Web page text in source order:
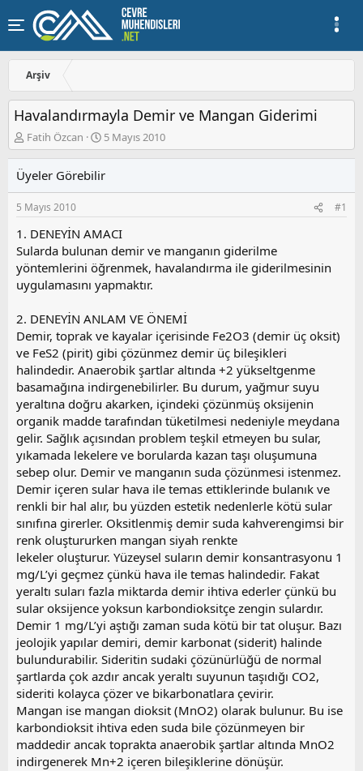
Arşiv
Havalandırmayla Demir ve Mangan Giderimi
K
o
u
y
u
a
ş
l
a
t
n
Fatih Özcan
B
a
l
a
ı
ç
t
a
h
i
5 Mayıs 2010
Üyeler Görebilir
5 Mayıs 2010 #1
1. DENEYİN AMACI
Sularda bulunan demir ve manganın giderilme
yöntemlerini öğrenmek, havalandırma ile giderilmesinin
uygulamasını yapmaktır.
2. DENEYİN ANLAM VE ÖNEMİ
Demir, toprak ve kayalar içerisinde Fe2O3 (demir üç oksit)
ve FeS2 (pirit) gibi çözünmez demir üç bileşikleri
halindedir. Anaerobik şartlar altında +2 yükseltgenme
basamağına indirgenebilirler. Bu durum, yağmur suyu
yeraltına doğru akarken, içindeki çözünmüş oksijenin
organik madde tarafından tüketilmesi nedeniyle meydana
gelir. Sağlık açısından problem teşkil etmeyen bu sular,
yıkamada lekelere ve borularda kazan taşı oluşumuna
sebep olur. Demir ve manganın suda çözünmesi istenmez.
Demir içeren sular hava ile temas ettiklerinde bulanık ve
renkli bir hal alır, bu yüzden estetik nedenlerle kötü sular
sınıfına girerler. Oksitlenmiş demir suda kahverengimsi bir
renk oluştururken mangan siyah renkte
lekeler oluşturur. Yüzeysel suların demir konsantrasyonu 1
mg/L’yi geçmez çünkü hava ile temas halindedir. Fakat
yeraltı suları fazla miktarda demir ihtiva ederler çünkü bu
sular oksijence yoksun karbondioksitçe zengin sulardır.
Demir 1 mg/L’yi aştığı zaman suda kötü bir tat oluşur. Bazı
jeolojik yapılar demiri, demir karbonat (siderit) halinde
bulundurabilir. Sideritin sudaki çözünürlüğü de normal
şartlarda çok azdır ancak yeraltı suyunun taşıdığı CO2,
sideriti kolayca çözer ve bikarbonatlara çevirir.
Mangan ise mangan dioksit (MnO2) olarak bulunur. Bu ise
karbondioksit ihtiva eden suda bile çözünmeyen bir
maddedir ancak toprakta anaerobik şartlar altında MnO2
indirgenerek Mn+2 içeren bileşiklerine dönüşür.